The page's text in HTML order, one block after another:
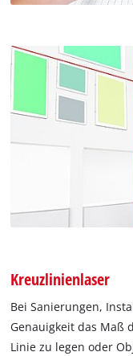
Kreuzlinienlaser
Bei Sanierungen,
Genauigkeit das Maß
Linie zu legen oder